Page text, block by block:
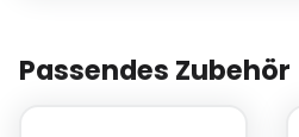
Passendes Zubehör